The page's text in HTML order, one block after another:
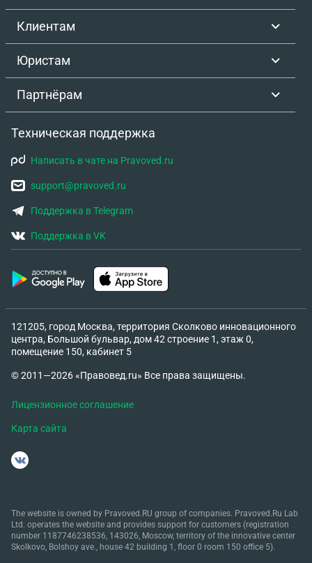
Клиентам
Юристам
Партнёрам
Техническая поддержка
Написать в чате на Pravoved.ru
support@pravoved.ru
Поддержка в Telegram
Поддержка в VK
121205, город Москва, территория Сколково инновационного
центра, Большой бульвар, дом 42 строение 1, этаж 0,
помещение 150, кабинет 5
© 2011—2026 «Правовед.ru» Все права защищены.
Лицензионное соглашение
Карта сайта
The website is owned by Pravoved.RU group of companies. Pravoved.Ru Lab
Ltd. operates the website and provides support for customers (registration
number 1187746238536, 143026, Moscow, territory of the innovative center
Skolkovo, Bolshoy ave., house 42 building 1, floor 0 room 150 office 5).